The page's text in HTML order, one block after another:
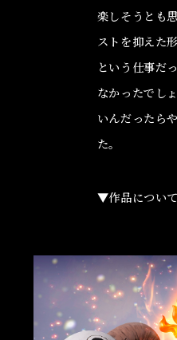
楽しそうとも
ストを抑えた
という仕事だ
なかったでし
いんだったら
た。
▼作品について